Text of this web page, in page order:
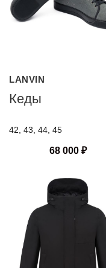
LANVIN
Кеды
42, 43, 44, 45
68 000 ₽